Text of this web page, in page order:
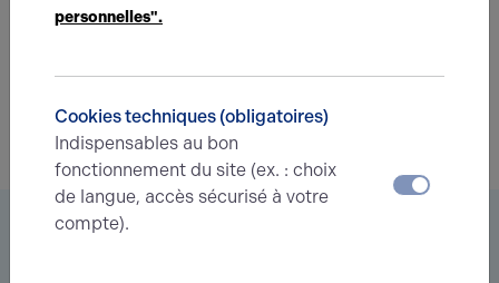
Vous êtes à la recherche d’un bien
personnelles".
Cookies techniques (obligatoires)
Indispensables au bon
fonctionnement du site (ex. : choix
de langue, accès sécurisé à votre
compte).